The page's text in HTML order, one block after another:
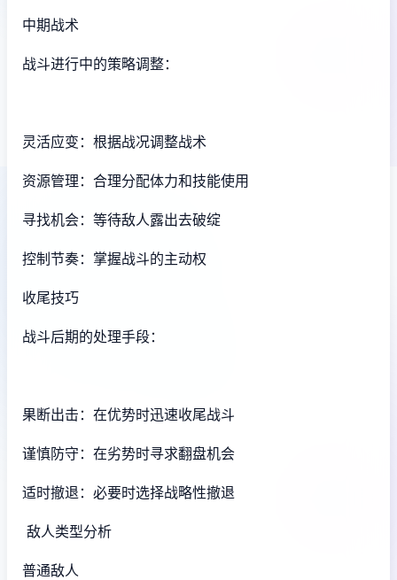
中期战术
战斗进行中的策略调整：
灵活应变：根据战况调整战术
资源管理：合理分配体力和技能使用
寻找机会：等待敌人露出去破绽
控制节奏：掌握战斗的主动权
收尾技巧
战斗后期的处理手段：
果断出击：在优势时迅速收尾战斗
谨慎防守：在劣势时寻求翻盘机会
适时撤退：必要时选择战略性撤退
敌人类型分析
普通敌人